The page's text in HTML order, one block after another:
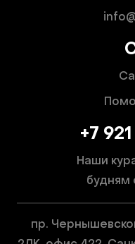
+7
Наши
будням
пр.